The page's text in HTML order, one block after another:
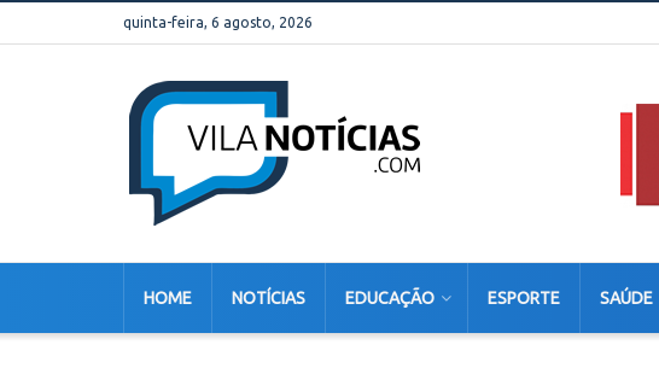
quinta-feira, 6 agosto, 2026
HOME NOTÍCIAS EDUCAÇÃO ESPORTE SAÚDE